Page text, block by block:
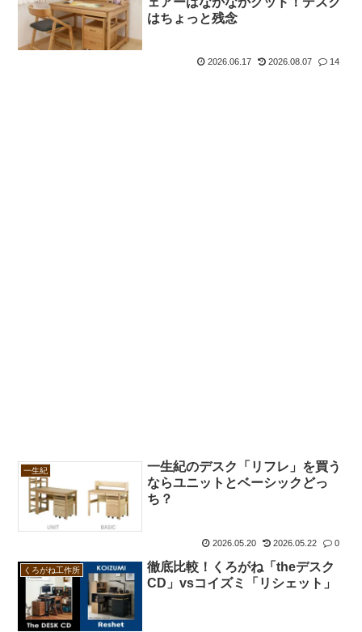
はちょっと残念
2026.06.17 2026.08.07 14
一生紀
一生紀のデスク「リフレ」を買う
ならユニットとベーシックどっ
ち？
2026.05.20 2026.05.22 0
くろがね工作所
徹底比較！くろがね「theデスク
CD」vsコイズミ「リシェット」